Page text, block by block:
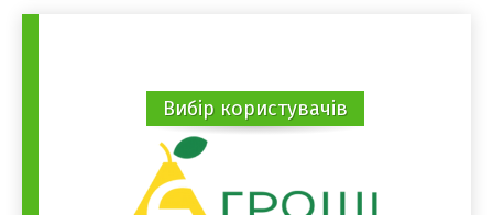
Вибір користувачів